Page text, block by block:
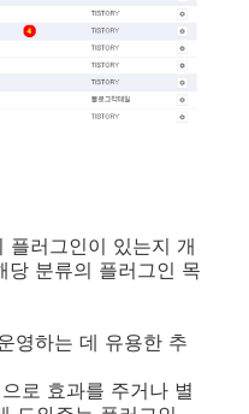
플러그인이 있는지 개
당 분류의 플러그인 목
영하는 데 유용한 추
로 효과를 주거나 별